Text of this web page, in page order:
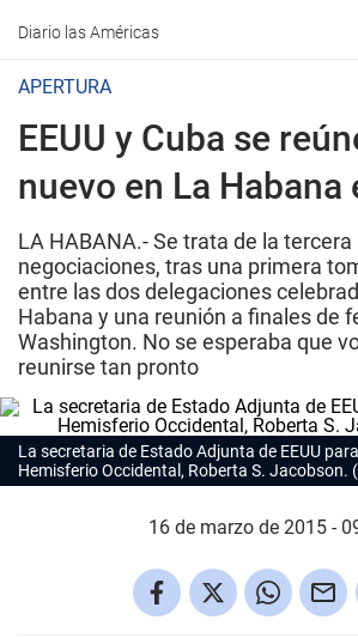
Diario las Américas
APERTURA
EEUU y Cuba se
nuevo en La Habana
LA HABANA.- Se trata de la tercera
negociaciones, tras una primera
entre las dos delegaciones
Habana y una reunión a finales de
Washington. No se esperaba que
reunirse tan pronto
La secretaria de Estado Adjunta de EEUU
Hemisferio Occidental, Roberta S. Jacobson.
16 de marzo de 2015 -